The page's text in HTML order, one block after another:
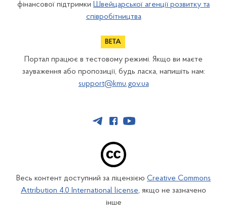
фінансової підтримки Швейцарської агенції розвитку та
співробітництва
Портал працює в тестовому режимі. Якщо ви маєте
зауваження або пропозиції, будь ласка, напишіть нам:
support@kmu.gov.ua
Весь контент доступний за ліцензією Creative Commons
Attribution 4.0 International license, якщо не зазначено
інше